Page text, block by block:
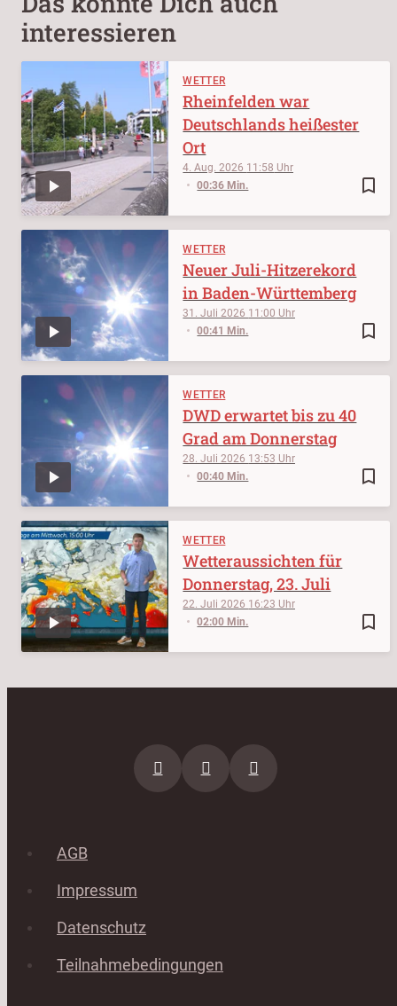
interessieren
WETTER
bookmark_border
4. Aug. 2026 11:58
00:36 Min.
Rheinfelden war
Deutschlands heißester
Ort
WETTER
bookmark_border
31. Juli 2026 11:00
00:41 Min.
Neuer Juli-Hitzerekord
in Baden-Württemberg
WETTER
bookmark_border
28. Juli 2026 13:53
00:40 Min.
DWD erwartet bis zu 40
Grad am Donnerstag
WETTER
bookmark_border
22. Juli 2026 16:23
02:00 Min.
Wetteraussichten für
Donnerstag, 23. Juli
AGB
Impressum
Datenschutz
Teilnahmebedingungen